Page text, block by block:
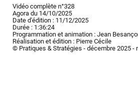
Vidéo complète n°328
Agora du 14/10/2025
Date d'édition : 11/12/2025
Durée : 1:36:24
Programmation et animation : Jean
Réalisation et édition : Pierre Cécile
© Pratiques & Stratégies - décembre 2025 -